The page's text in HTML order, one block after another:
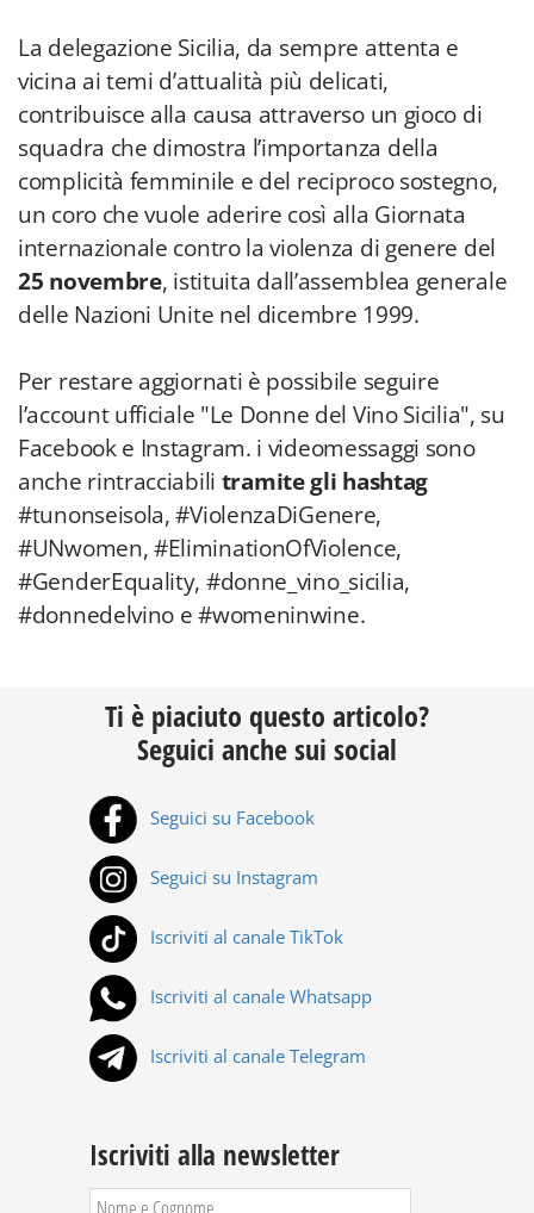
La delegazione Sicilia, da sempre attenta e
vicina ai temi d’attualità più delicati,
contribuisce alla causa attraverso un gioco di
squadra che dimostra l’importanza della
complicità femminile e del reciproco sostegno,
un coro che vuole aderire così alla Giornata
internazionale contro la violenza di genere del
25 novembre, istituita dall’assemblea generale
delle Nazioni Unite nel dicembre 1999.
Per restare aggiornati è possibile seguire
l’account ufficiale "Le Donne del Vino Sicilia", su
Facebook e Instagram. i videomessaggi sono
anche rintracciabili tramite gli hashtag
#tunonseisola, #ViolenzaDiGenere,
#UNwomen, #EliminationOfViolence,
#GenderEquality, #donne_vino_sicilia,
#donnedelvino e #womeninwine.
Ti è piaciuto questo articolo?
Seguici anche sui social
Seguici su Facebook
Seguici su Instagram
Iscriviti al canale TikTok
Iscriviti al canale Whatsapp
Iscriviti al canale Telegram
Iscriviti alla newsletter